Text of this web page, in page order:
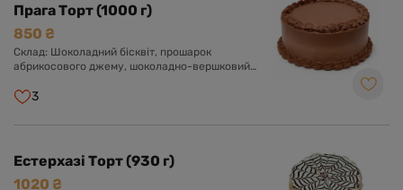
Прага Торт (1000 г)
850 ₴
Склад: Шоколадний бісквіт, прошарок
абрикосового джему, шоколадно-вершковий
3
Естерхазі Торт (930 г)
1020 ₴